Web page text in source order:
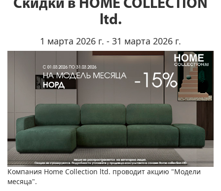
Скидки в HOME COLLECTION
ltd.
1 марта 2026 г. - 31 марта 2026 г.
Компания Home Collection ltd. проводит акцию "Модели
месяца".